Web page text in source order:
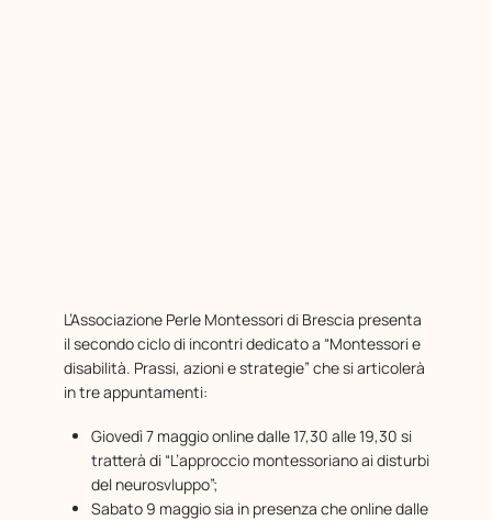
L’Associazione Perle Montessori di Brescia presenta
il secondo ciclo di incontri dedicato a “Montessori e
disabilità. Prassi, azioni e strategie” che si articolerà
in tre appuntamenti:
Giovedì 7 maggio online dalle 17,30 alle 19,30 si
tratterà di “L’approccio montessoriano ai disturbi
del neurosvluppo”;
Sabato 9 maggio sia in presenza che online dalle